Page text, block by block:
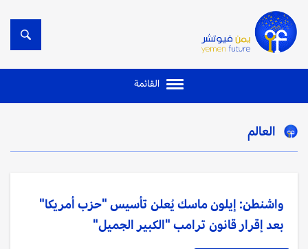
القائمة
العالم
واشنطن: إيلون ماسك يُعلن تأسيس "حزب أمريكا"
بعد إقرار قانون ترامب "الكبير الجميل"